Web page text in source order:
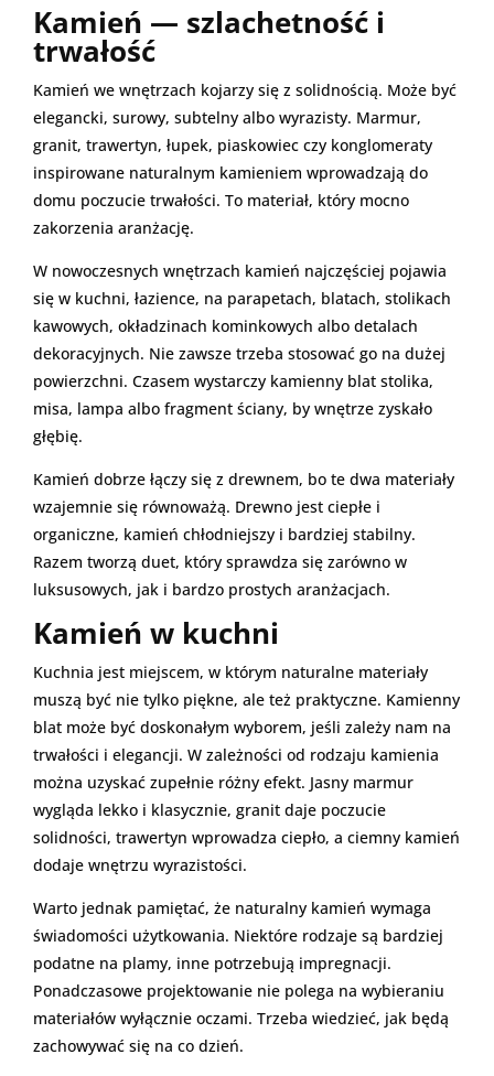
Kamień — szlachetność i
trwałość
Kamień we wnętrzach kojarzy się z solidnością. Może być
elegancki, surowy, subtelny albo wyrazisty. Marmur,
granit, trawertyn, łupek, piaskowiec czy konglomeraty
inspirowane naturalnym kamieniem wprowadzają do
domu poczucie trwałości. To materiał, który mocno
zakorzenia aranżację.
W nowoczesnych wnętrzach kamień najczęściej pojawia
się w kuchni, łazience, na parapetach, blatach, stolikach
kawowych, okładzinach kominkowych albo detalach
dekoracyjnych. Nie zawsze trzeba stosować go na dużej
powierzchni. Czasem wystarczy kamienny blat stolika,
misa, lampa albo fragment ściany, by wnętrze zyskało
głębię.
Kamień dobrze łączy się z drewnem, bo te dwa materiały
wzajemnie się równoważą. Drewno jest ciepłe i
organiczne, kamień chłodniejszy i bardziej stabilny.
Razem tworzą duet, który sprawdza się zarówno w
luksusowych, jak i bardzo prostych aranżacjach.
Kamień w kuchni
Kuchnia jest miejscem, w którym naturalne materiały
muszą być nie tylko piękne, ale też praktyczne. Kamienny
blat może być doskonałym wyborem, jeśli zależy nam na
trwałości i elegancji. W zależności od rodzaju kamienia
można uzyskać zupełnie różny efekt. Jasny marmur
wygląda lekko i klasycznie, granit daje poczucie
solidności, trawertyn wprowadza ciepło, a ciemny kamień
dodaje wnętrzu wyrazistości.
Warto jednak pamiętać, że naturalny kamień wymaga
świadomości użytkowania. Niektóre rodzaje są bardziej
podatne na plamy, inne potrzebują impregnacji.
Ponadczasowe projektowanie nie polega na wybieraniu
materiałów wyłącznie oczami. Trzeba wiedzieć, jak będą
zachowywać się na co dzień.